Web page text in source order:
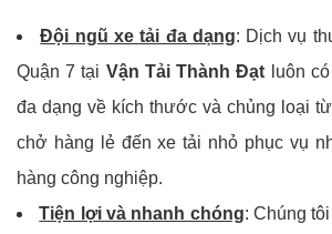
Đội ngũ xe tải đa dạng: Dịch vụ
Quận 7 tại Vận Tải Thành Đạt luôn
đa dạng về kích thước và chủng loại
chở hàng lẻ đến xe tải nhỏ phục vụ
hàng công nghiệp.
Tiện lợi và nhanh chóng: Chúng